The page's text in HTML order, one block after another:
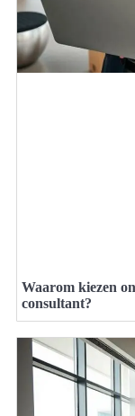
Waarom kiezen
consultant?